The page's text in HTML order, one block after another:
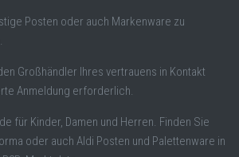
Posten oder auch Markenware zu
Großhändler Ihres vertrauens in Kontakt
Anmeldung erforderlich.
für Kinder, Damen und Herren. Finden Sie
oder auch Aldi Posten und Palettenware in